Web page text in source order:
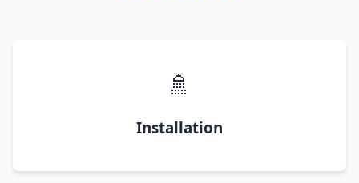
🚿
Installation